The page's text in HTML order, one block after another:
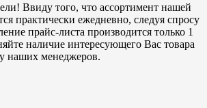
Ввиду того, что ассортимент нашей
практически ежедневно, следуя спросу
прайс-листа производится только 1
наличие интересующего Вас товара
наших менеджеров.